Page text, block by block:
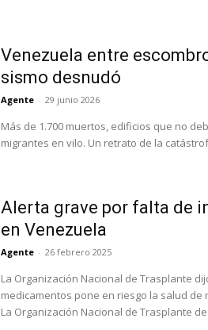
Venezuela entre
sismo desnudó
Agente - 29 junio 2026
Más de 1.700 muertos, edificios que no
migrantes en vilo. Un retrato de la
Alerta grave por falta de
en Venezuela
Agente - 26 febrero 2025
La Organización Nacional de Trasplante
medicamentos pone en riesgo la salud de
La Organización Nacional de Trasplante